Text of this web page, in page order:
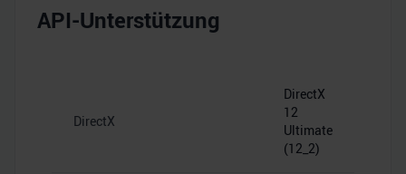
API-Unterstützung
DirectX
DirectX
12
Ultimate
(12_2)